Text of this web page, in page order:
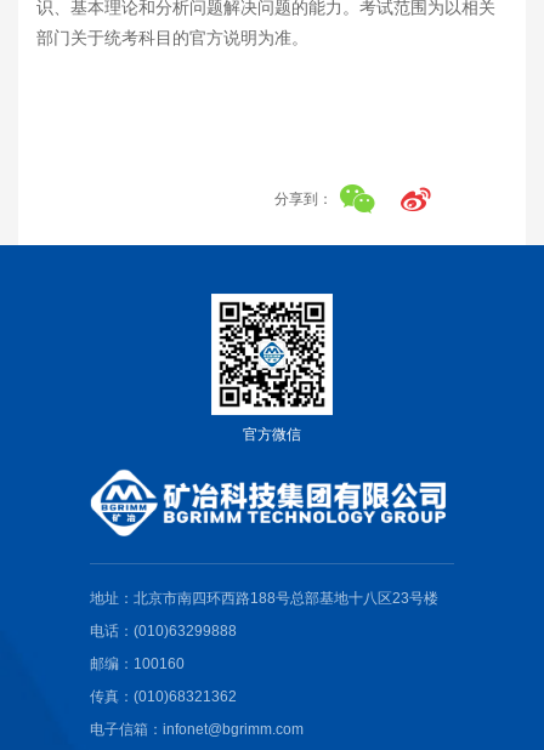
识、基本理论和分析问题解决问题的能力。 考试范围为以相关
部门关于统考科目的官方说明为准。
分享到：
官方微信
地址：北京市南四环西路188号总部基地十八区23号楼
电话：(010)63299888
邮编：100160
传真：(010)68321362
电子信箱：infonet@bgrimm.com